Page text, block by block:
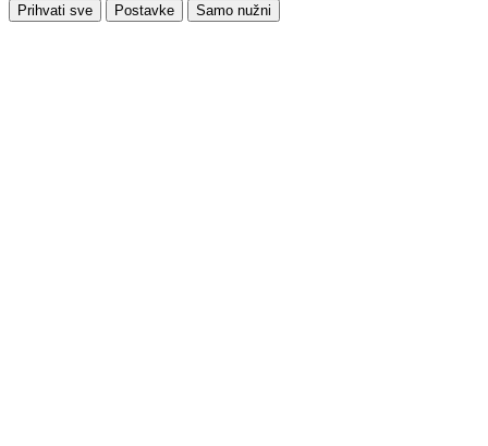
Prihvati sve Postavke Samo nužni